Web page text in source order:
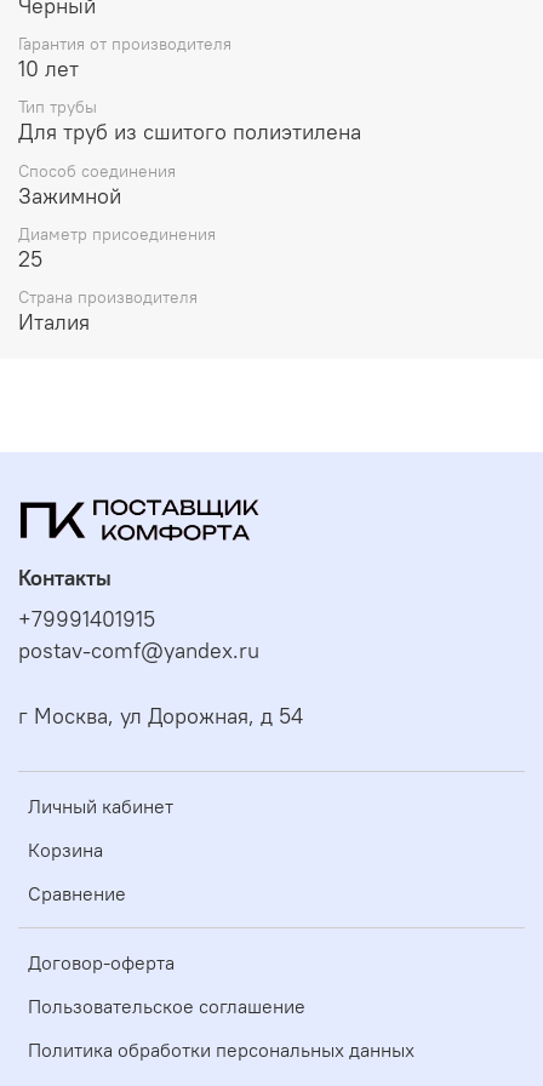
Гарантия от производителя
10 лет
Тип трубы
Для труб из сшитого полиэтилена
Способ соединения
Зажимной
Диаметр присоединения
25
Страна производителя
Италия
Личный кабинет
Корзина
Сравнение
Договор-оферта
Пользовательское соглашение
Политика обработки персональных данных
Контакты
+79991401915
postav-comf@yandex.ru
г Москва, ул Дорожная, д 54